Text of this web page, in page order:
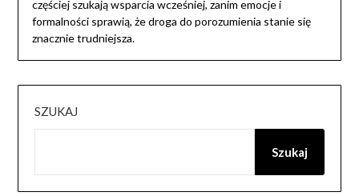
częściej szukają wsparcia wcześniej, zanim emocje i
formalności sprawią, że droga do porozumienia stanie się
znacznie trudniejsza.
SZUKAJ
Szukaj